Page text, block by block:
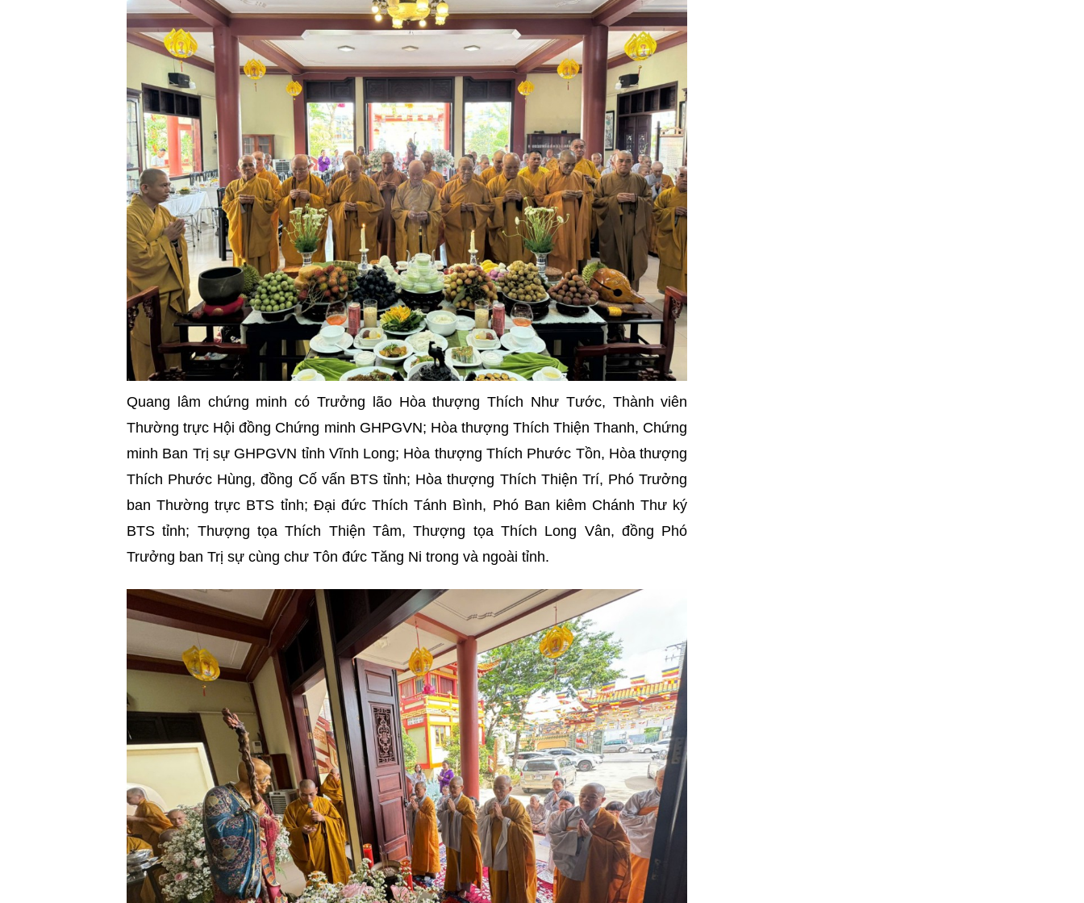
Quang lâm chứng minh có Trưởng lão Hòa thượng Thích Như Tước, Thành viên
Thường trực Hội đồng Chứng minh GHPGVN; Hòa thượng Thích Thiện Thanh, Chứng
minh Ban Trị sự GHPGVN tỉnh Vĩnh Long; Hòa thượng Thích Phước Tồn, Hòa thượng
Thích Phước Hùng, đồng Cố vấn BTS tỉnh; Hòa thượng Thích Thiện Trí, Phó Trưởng
ban Thường trực BTS tỉnh; Đại đức Thích Tánh Bình, Phó Ban kiêm Chánh Thư ký
BTS tỉnh; Thượng tọa Thích Thiện Tâm, Thượng tọa Thích Long Vân, đồng Phó
Trưởng ban Trị sự cùng chư Tôn đức Tăng Ni trong và ngoài tỉnh.